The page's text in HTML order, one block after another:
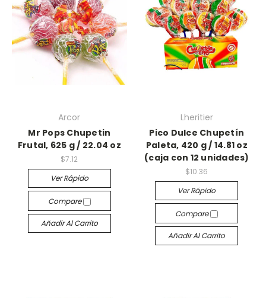
Arcor
Mr Pops Chupetin
Frutal, 625 g / 22.04 oz
$7.12
Ver Rápido
Compare
Añadir Al Carrito
Lheritier
Pico Dulce Chupetín
Paleta, 420 g / 14.81 oz
(caja con 12 unidades)
$10.36
Ver Rápido
Compare
Añadir Al Carrito